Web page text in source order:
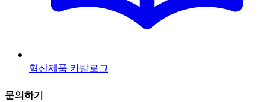
혁신제품 카탈로그
문의하기